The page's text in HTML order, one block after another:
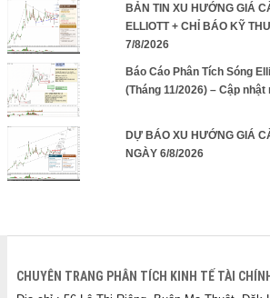
BẢN TIN XU HƯỚNG GIÁ
ELLIOTT + CHỈ BÁO KỸ
7/8/2026
Báo Cáo Phân Tích Sóng
(Tháng 11/2026) – Cập nhật
DỰ BÁO XU HƯỚNG GIÁ
NGÀY 6/8/2026
CHUYÊN TRANG PHÂN TÍCH KINH TẾ TÀI CHÍNH